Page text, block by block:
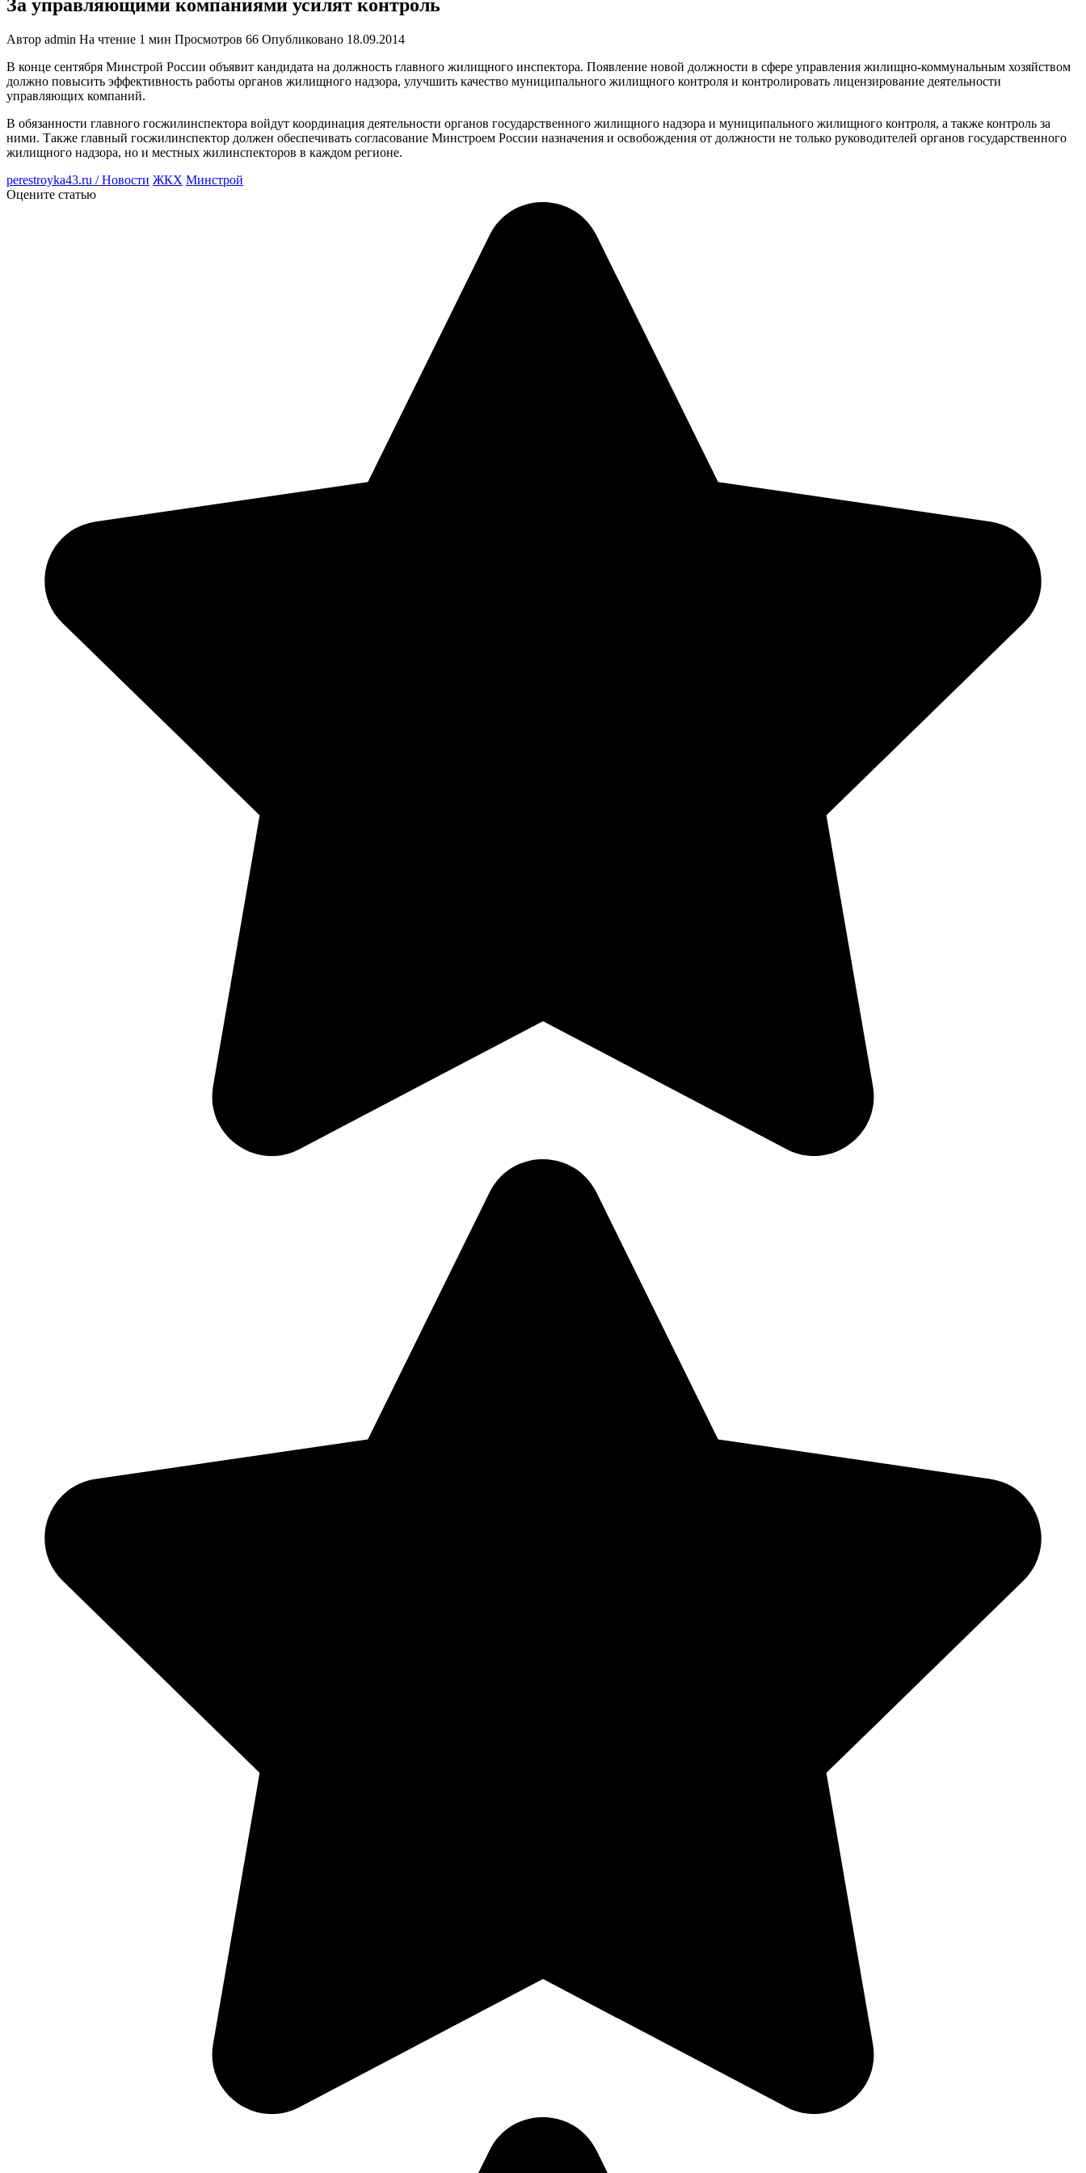
За управляющими компаниями усилят контроль
Автор admin На чтение 1 мин Просмотров 66 Опубликовано 18.09.2014
В конце сентября Минстрой России объявит кандидата на должность главного жилищного инспектора. Появление новой должности в сфере управления жилищно-коммунальным хозяйством
должно повысить эффективность работы органов жилищного надзора, улучшить качество муниципального жилищного контроля и контролировать лицензирование деятельности
управляющих компаний.
В обязанности главного госжилинспектора войдут координация деятельности органов государственного жилищного надзора и муниципального жилищного контроля, а также контроль за
ними. Также главный госжилинспектор должен обеспечивать согласование Минстроем России назначения и освобождения от должности не только руководителей органов государственного
жилищного надзора, но и местных жилинспекторов в каждом регионе.
perestroyka43.ru / Новости ЖКХ Минстрой
Оцените статью